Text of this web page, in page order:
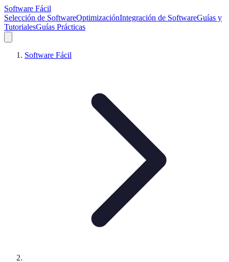
Software Fácil
Selección de SoftwareOptimizaciónIntegración de SoftwareGuías y
TutorialesGuías Prácticas
Software Fácil